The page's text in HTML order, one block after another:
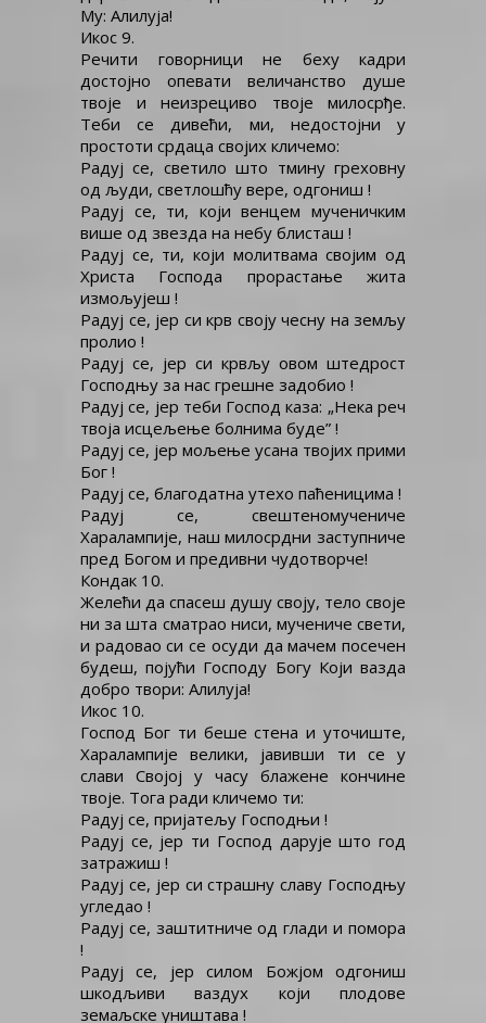
Му: Алилуја!
Икос 9.
Речити говорници не беху кадри
достојно опевати величанство душе
твоје и неизрециво твоје милосрђе.
Теби се дивећи, ми, недостојни у
простоти срдаца својих кличемо:
Радуј се, светило што тмину греховну
од људи, светлошћу вере, одгониш !
Радуј се, ти, који венцем мученичким
више од звезда на небу блисташ !
Радуј се, ти, који молитвама својим од
Христа Господа прорастање жита
измољујеш !
Радуј се, јер си крв своју чесну на земљу
пролио !
Радуј се, јер си крвљу овом штедрост
Господњу за нас грешне задобио !
Радуј се, јер теби Господ каза: „Нека реч
твоја исцељење болнима буде” !
Радуј се, јер мољење усана твојих прими
Бог !
Радуј се, благодатна утехо паћеницима !
Радуј се, свештеномучениче
Харалампије, наш милосрдни заступниче
пред Богом и предивни чудотворче!
Кондак 10.
Желећи да спасеш душу своју, тело своје
ни за шта сматрао ниси, мучениче свети,
и радовао си се осуди да мачем посечен
будеш, појући Господу Богу Који вазда
добро твори: Алилуја!
Икос 10.
Господ Бог ти беше стена и уточиште,
Харалампије велики, јавивши ти се у
слави Својој у часу блажене кончине
твоје. Тога ради кличемо ти:
Радуј се, пријатељу Господњи !
Радуј се, јер ти Господ дарује што год
затражиш !
Радуј се, јер си страшну славу Господњу
угледао !
Радуј се, заштитниче од глади и помора
!
Радуј се, јер силом Божјом одгониш
шкодљиви ваздух који плодове
земаљске уништава !